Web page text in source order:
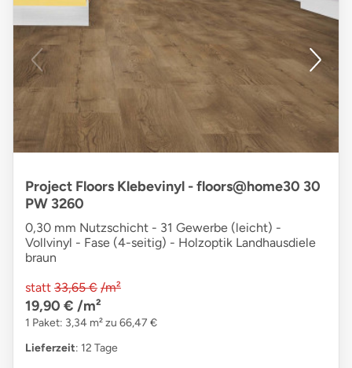
Project Floors Klebevinyl - floors@home30 30
PW 3260
0,30 mm Nutzschicht - 31 Gewerbe (leicht) -
Vollvinyl - Fase (4-seitig) - Holzoptik Landhausdiele
braun
statt 33,65 € /m²
19,90 € /m²
1 Paket: 3,34 m² zu 66,47 €
Lieferzeit: 12 Tage